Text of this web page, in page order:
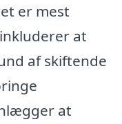
er mest
at
af skiftende
at